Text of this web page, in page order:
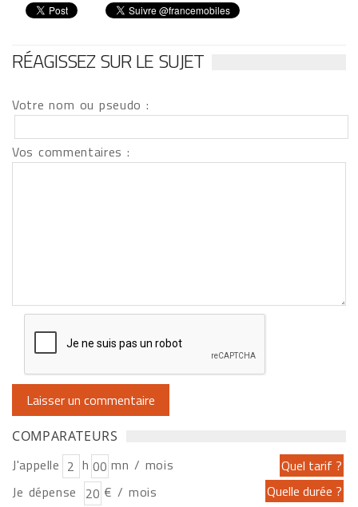
RÉAGISSEZ SUR LE SUJET
Votre nom ou pseudo :
Vos commentaires :
COMPARATEURS
J'appelle h
mn / mois
Je dépense
€ / mois